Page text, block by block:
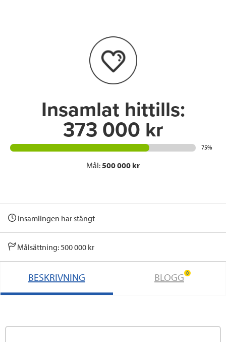
e
I
n
Insamlat hittills:
373 000 kr
75%
Mål:500 000 kr
Insamlingen har stängt
Målsättning: 500 000 kr
BESKRIVNING BLOGG 0